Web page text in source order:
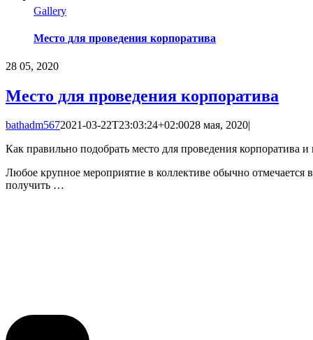
Gallery
Место для проведения корпоратива
28 05, 2020
Место для проведения корпоратива
bathadm5672021-03-22T23:03:24+02:0028 мая, 2020|
Как правильно подобрать место для проведения корпоратива
Любое крупное мероприятие в коллективе обычно отмечается
получить …